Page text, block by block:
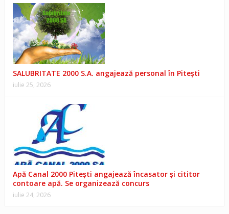
SALUBRITATE 2000 S.A. angajează personal în Pitești
iulie 25, 2026
Apă Canal 2000 Pitești angajează încasator și cititor
contoare apă. Se organizează concurs
iulie 24, 2026